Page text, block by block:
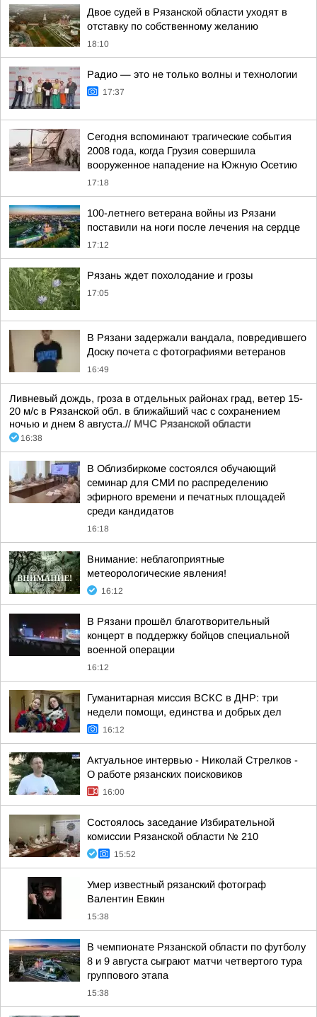
Двое судей в Рязанской области уходят в
отставку по собственному желанию
18:10
Радио — это не только волны и технологии
17:37
Сегодня вспоминают трагические события
2008 года, когда Грузия совершила
вооруженное нападение на Южную Осетию
17:18
100-летнего ветерана войны из Рязани
поставили на ноги после лечения на сердце
17:12
Рязань ждет похолодание и грозы
17:05
В Рязани задержали вандала, повредившего
Доску почета с фотографиями ветеранов
16:49
Ливневый дождь, гроза в отдельных районах град, ветер 15-
20 м/с в Рязанской обл. в ближайший час с сохранением
ночью и днем 8 августа.// МЧС Рязанской области
16:38
В Облизбиркоме состоялся обучающий
семинар для СМИ по распределению
эфирного времени и печатных площадей
среди кандидатов
16:18
Внимание: неблагоприятные
метеорологические явления!
16:12
В Рязани прошёл благотворительный
концерт в поддержку бойцов специальной
военной операции
16:12
Гуманитарная миссия ВСКС в ДНР: три
недели помощи, единства и добрых дел
16:12
Актуальное интервью - Николай Стрелков -
О работе рязанских поисковиков
16:00
Состоялось заседание Избирательной
комиссии Рязанской области № 210
15:52
Умер известный рязанский фотограф
Валентин Евкин
15:38
В чемпионате Рязанской области по футболу
8 и 9 августа сыграют матчи четвертого тура
группового этапа
15:38